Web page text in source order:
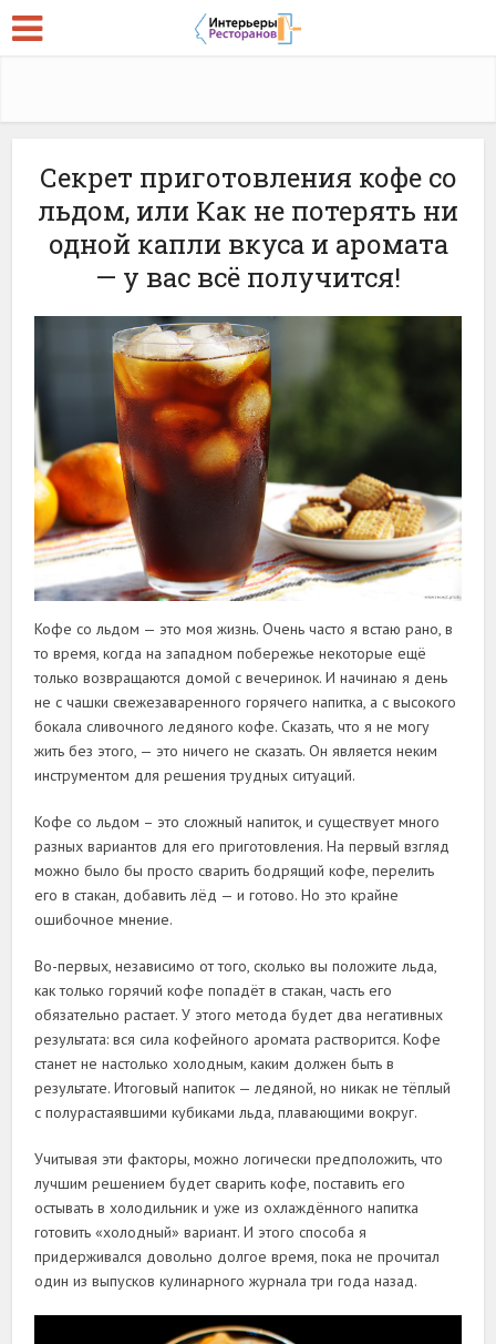
Секрет приготовления кофе со
льдом, или Как не потерять ни
одной капли вкуса и аромата
— у вас всё получится!
Кофе со льдом — это моя жизнь. Очень часто я встаю рано, в
то время, когда на западном побережье некоторые ещё
только возвращаются домой с вечеринок. И начинаю я день
не с чашки свежезаваренного горячего напитка, а с высокого
бокала сливочного ледяного кофе. Сказать, что я не могу
жить без этого, — это ничего не сказать. Он является неким
инструментом для решения трудных ситуаций.
Кофе со льдом – это сложный напиток, и существует много
разных вариантов для его приготовления. На первый взгляд
можно было бы просто сварить бодрящий кофе, перелить
его в стакан, добавить лёд — и готово. Но это крайне
ошибочное мнение.
Во-первых, независимо от того, сколько вы положите льда,
как только горячий кофе попадёт в стакан, часть его
обязательно растает. У этого метода будет два негативных
результата: вся сила кофейного аромата растворится. Кофе
станет не настолько холодным, каким должен быть в
результате. Итоговый напиток — ледяной, но никак не тёплый
с полурастаявшими кубиками льда, плавающими вокруг.
Учитывая эти факторы, можно логически предположить, что
лучшим решением будет сварить кофе, поставить его
остывать в холодильник и уже из охлаждённого напитка
готовить «холодный» вариант. И этого способа я
придерживался довольно долгое время, пока не прочитал
один из выпусков кулинарного журнала три года назад.